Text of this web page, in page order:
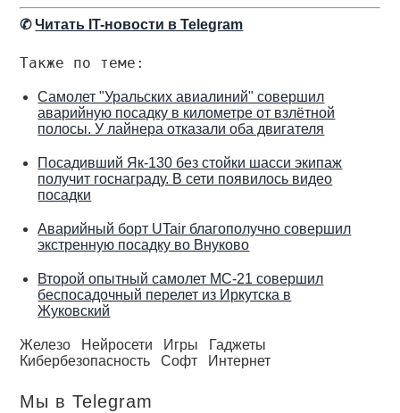
✆Читать IT-новости в Telegram
Также по теме:
Самолет "Уральских авиалиний" совершил
аварийную посадку в километре от взлётной
полосы. У лайнера отказали оба двигателя
Посадивший Як-130 без стойки шасси экипаж
получит госнаграду. В сети появилось видео
посадки
Аварийный борт UTair благополучно совершил
экстренную посадку во Внуково
Второй опытный самолет МС-21 совершил
беспосадочный перелет из Иркутска в
Жуковский
Железо Нейросети Игры
Гаджеты
Кибербезопасность
Софт Интернет
Мы в Telegram